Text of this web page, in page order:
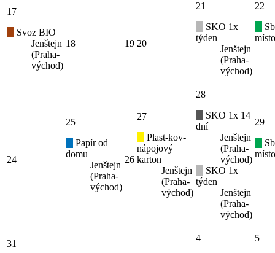
17
Svoz BIO
Jenštejn
(Praha-
východ)
18 19 20
21
SKO 1x
týden
Jenštejn
(Praha-
východ)
22
24
25
Papír od
domu
Jenštejn
(Praha-
východ)
26
27
Plast-kov-
nápojový
karton
Jenštejn
(Praha-
východ)
28
SKO 1x 14
dní
Jenštejn
(Praha-
východ)
SKO 1x
týden
Jenštejn
(Praha-
východ)
29
31
4
5